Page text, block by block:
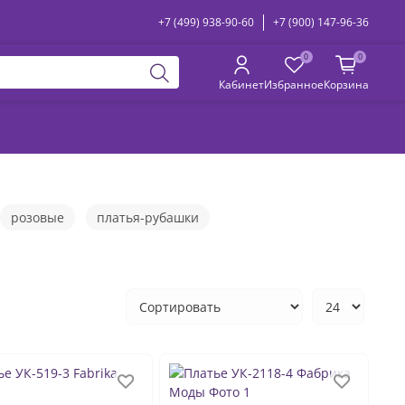
+7 (499) 938-90-60 +7 (900) 147-96-36
Кабинет
0
Избранное
0
Корзина
розовые
платья-рубашки
без рукавов